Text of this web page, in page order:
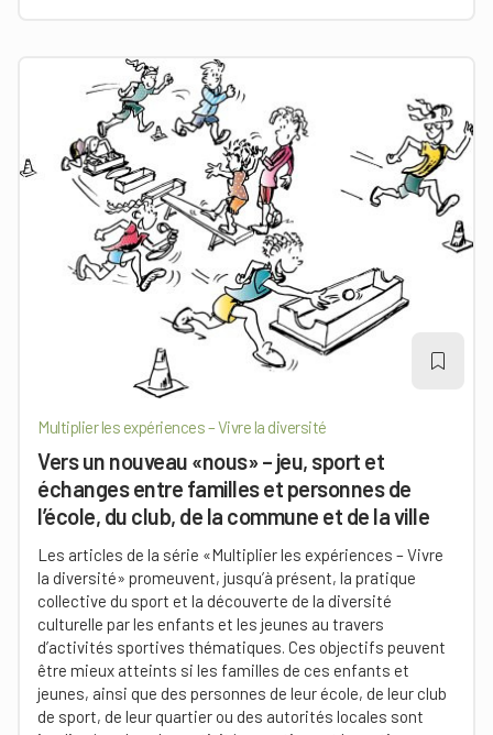
Multiplier les expériences – Vivre la diversité
Vers un nouveau «nous» – jeu, sport et
échanges entre familles et personnes de
l’école, du club, de la commune et de la ville
Les articles de la série «Multiplier les expériences – Vivre
la diversité» promeuvent, jusqu’à présent, la pratique
collective du sport et la découverte de la diversité
culturelle par les enfants et les jeunes au travers
d’activités sportives thématiques. Ces objectifs peuvent
être mieux atteints si les familles de ces enfants et
jeunes, ainsi que des personnes de leur école, de leur club
de sport, de leur quartier ou des autorités locales sont